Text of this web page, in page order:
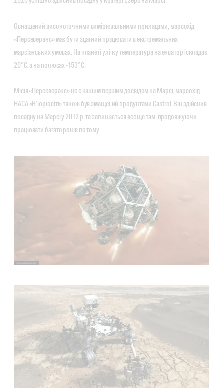
Оснащений високоточними вимірювальними приладами, марсохід
«Персеверанс» має бути здатний працювати в екстремальних
марсіанських умовах. На планеті улітку температура на екваторі складає
20°C, а на полюсах -153°C.
Місія «Персеверанс» не є нашим першим досвідом на Марсі; марсохід
НАСА «К’юріосіті» також був змащений продуктами Castrol. Він здійснив
посадку на Марсі у 2012 р. та залишається все ще там, продовжуючи
працювати багато років по тому.